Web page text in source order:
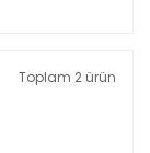
Toplam 2 ürün